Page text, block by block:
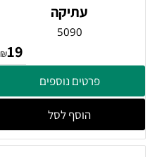
עתיקה
5090
₪19
פרטים נוספים
הוסף לסל